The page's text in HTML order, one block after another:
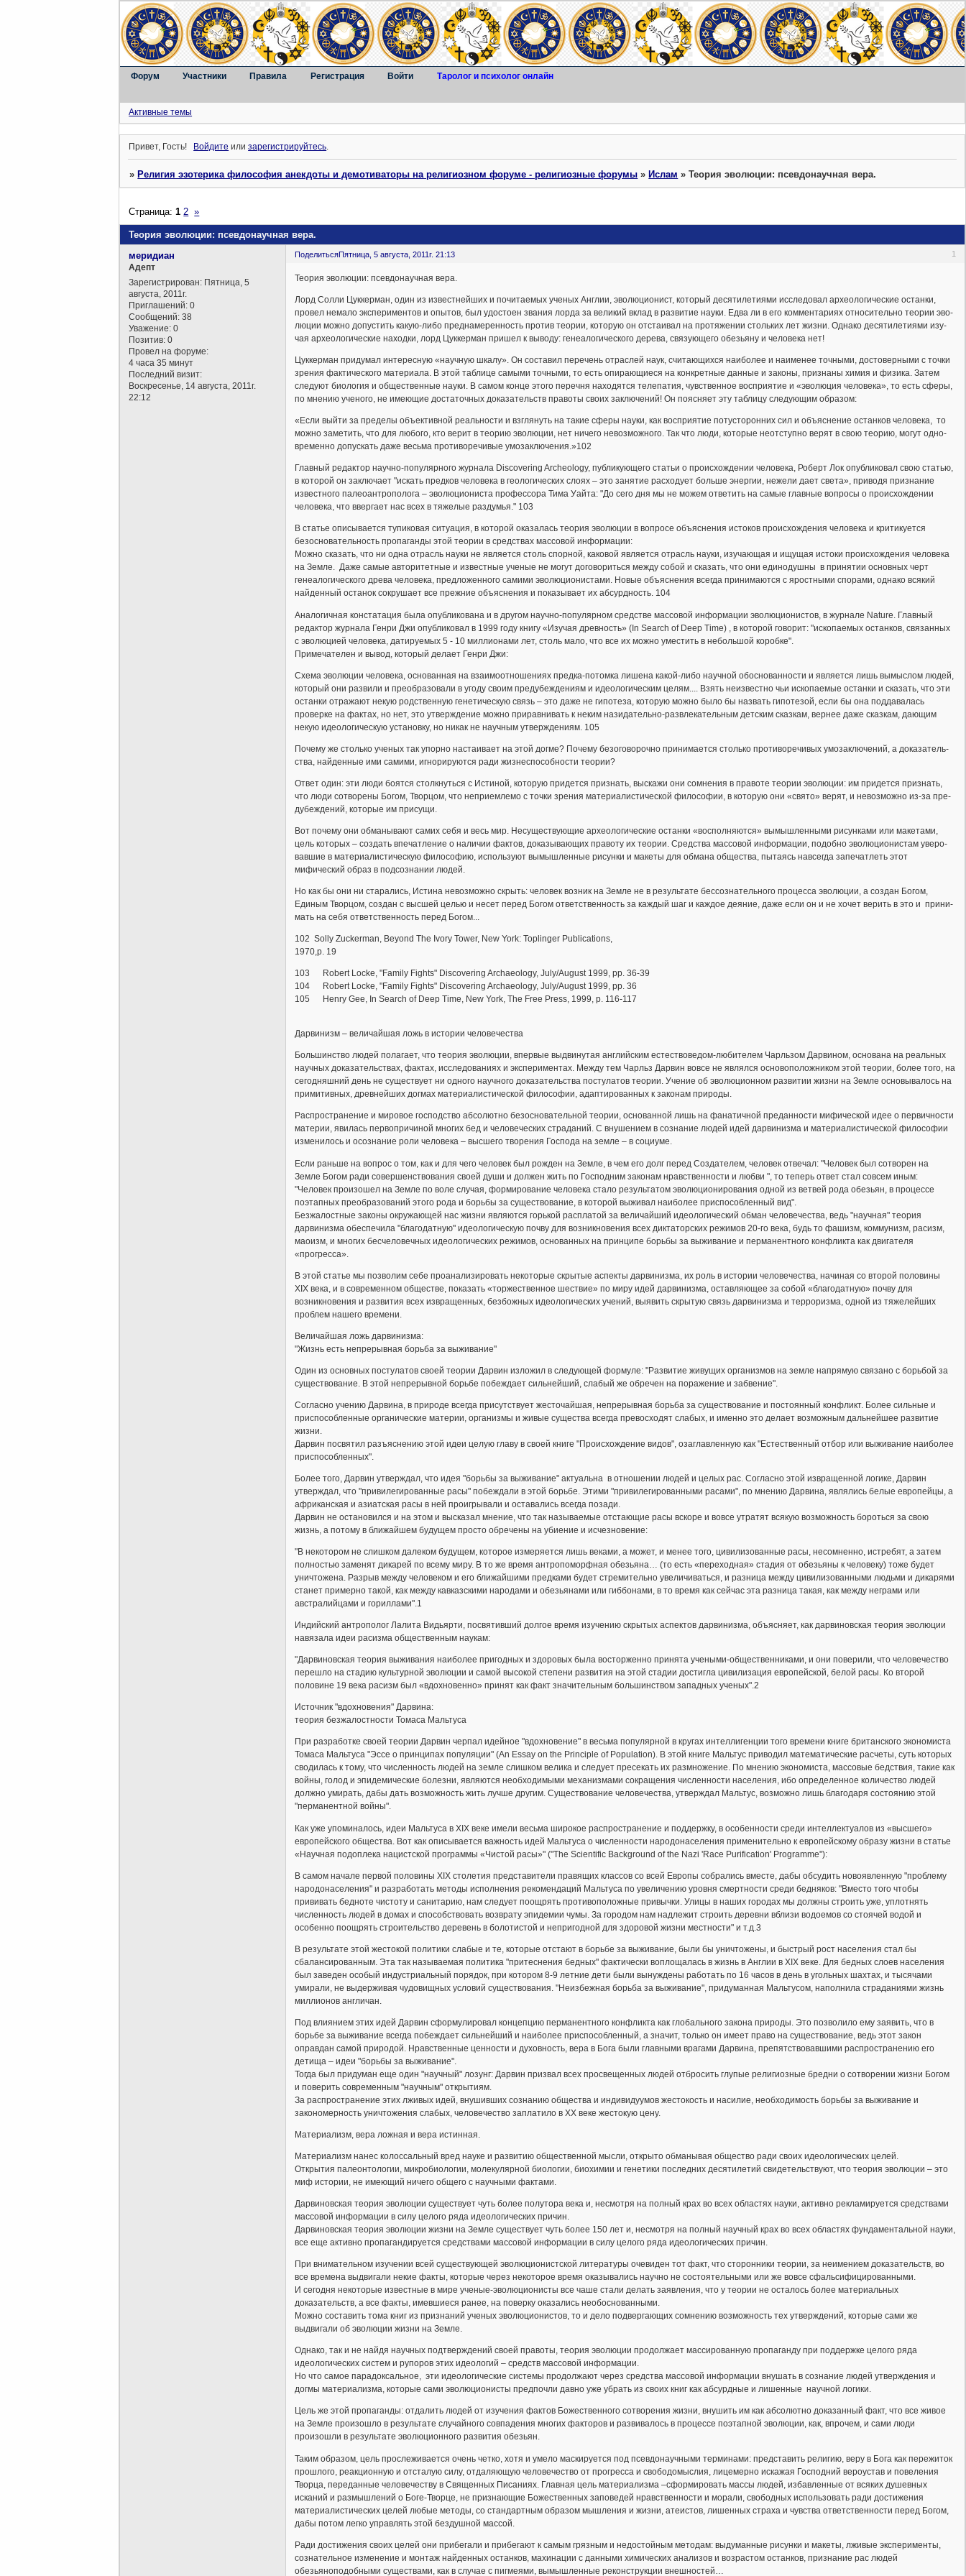
Форум Участники Правила Регистрация Войти Таролог и психолог онлайн
Активные темы
Привет, Гость! Войдите илизарегистрируйтесь.
»Религия эзотерика философия анекдоты и демотиваторы на религиозном форуме - религиозные форумы »Ислам »Теория эво­лю­ции: псевдонаучная вера.
Теория эво­лю­ции: псевдонаучная вера.
Страница:1 2 »
Поделиться 1
Пятница, 5 августа, 2011г. 21:13
меридиан
Aдепт
Зарегистрирован: Пятница, 5
августа, 2011г.
Приглашений: 0
Сообщений: 38
Уважение: 0
Позитив: 0
Провел на форуме:
4 часа 35 минут
Последний визит:
Воскресенье, 14 августа, 2011г.
22:12
Теория эво­лю­ции: псевдонаучная вера.
Лорд Сол­ли Цук­кер­ман, один из из­вест­ней­ших и по­чи­та­е­мых уче­ных Ан­г­лии, эволюционист, ко­то­рый де­сяти­ле­ти­я­ми ис­сле­до­вал ар­хео­ло­ги­че­ские ос­тан­ки,
про­вел не­ма­ло экспериментов и опытов, был удо­сто­ен зва­ния лор­да за великий вклад в раз­ви­тие на­у­ки. Едва ли в его ком­мен­та­ри­ях от­но­си­тель­но тео­рии эво­
лю­ции можно до­пу­с­тить ка­кую-ли­бо пред­на­ме­рен­ность про­тив тео­рии, которую он отстаивал на протяжении стольких лет жизни. Од­на­ко де­ся­ти­ле­ти­я­ми изу­
чая ар­хео­ло­ги­че­ские на­ход­ки, лорд Цуккерман при­шел к вы­во­ду: генеалогического де­ре­ва, связующего обезьяну и человека нет!
Цук­кер­ман при­ду­мал ин­те­рес­ную «на­уч­ную шка­лу». Он со­ста­вил пе­ре­чень от­рас­лей на­ук, счи­та­ю­щих­ся наиболее и наименее точными, достоверными с точки
зрения фактического материала. В этой таб­ли­це са­мыми точными, то есть опи­ра­ю­щи­е­ся на кон­крет­ные дан­ные и законы, признаны хи­мия и фи­зи­ка. За­тем
сле­ду­ют био­ло­гия и об­ще­ст­вен­ные на­у­ки. В са­мом кон­це этого пе­реч­ня на­хо­дят­ся те­ле­па­тия, чувственное восприятие и «эво­лю­ция че­ло­ве­ка», то есть сфе­ры,
по мне­нию ученого, не имеющие достаточных доказательств правоты своих заключений! Он по­яс­ня­ет эту таблицу сле­ду­ю­щим об­ра­зом:
«Ес­ли вый­ти за пре­де­лы объ­е­к­тив­ной ре­аль­но­сти и взгля­нуть на та­кие сфе­ры на­у­ки, как вос­при­ятие по­ту­с­то­рон­них си­л и объ­яс­не­ние ос­тан­ков че­ло­ве­ка, то
мож­но за­ме­тить, что для лю­бо­го, кто ве­рит в тео­рию эволюции, нет ни­че­го не­воз­мож­но­го. Так что лю­ди, ко­то­рые не­от­ступ­но ве­рят в свою тео­рию, мо­гут од­но­
вре­мен­но до­пу­с­кать да­же весьма про­ти­во­ре­чи­вые умо­за­к­лю­че­ния.»102
Главный редактор научно-популярного журнала Discovering Archeology, публикующего статьи о происхождении человека, Роберт Лок опубликовал свою статью,
в которой он заключает "искать предков человека в геологических слоях – это занятие расходует больше энергии, нежели дает света», приводя признание
известного палеоантрополога – эволюциониста профессора Тима Уайта: "До сего дня мы не можем ответить на самые главные вопросы о происхождении
человека, что ввергает нас всех в тяжелые раздумья." 103
В статье описывается тупиковая ситуация, в которой оказалась теория эволюции в вопросе объяснения истоков происхождения человека и критикуется
безосновательность пропаганды этой теории в средствах массовой информации:
Можно сказать, что ни одна отрасль науки не является столь спорной, каковой является отрасль науки, изучающая и ищущая истоки происхождения человека
на Земле. Даже самые авторитетные и известные ученые не могут договориться между собой и сказать, что они единодушны в принятии основных черт
генеалогического древа человека, предложенного самими эволюционистами. Новые объяснения всегда принимаются с яростными спорами, однако всякий
найденный останок сокрушает все прежние объяснения и показывает их абсурдность. 104
Аналогичная констатация была опубликована и в другом научно-популярном средстве массовой информации эволюционистов, в журнале Nature. Главный
редактор журнала Генри Джи опубликовал в 1999 году книгу «Изучая древность» (In Search of Deep Time) , в которой говорит: "ископаемых останков, связанных
с эволюцией человека, датируемых 5 - 10 миллионами лет, столь мало, что все их можно уместить в небольшой коробке".
Примечателен и вывод, который делает Генри Джи:
Схема эволюции человека, основанная на взаимоотношениях предка-потомка лишена какой-либо научной обоснованности и является лишь вымыслом людей,
который они развили и преобразовали в угоду своим предубеждениям и идеологическим целям.... Взять неизвестно чьи ископаемые останки и сказать, что эти
останки отражают некую родственную генетическую связь – это даже не гипотеза, которую можно было бы назвать гипотезой, если бы она поддавалась
проверке на фактах, но нет, это утверждение можно приравнивать к неким назидательно-развлекательным детским сказкам, вернее даже сказкам, дающим
некую идеологическую установку, но никак не научным утверждениям. 105
По­че­му же столь­ко уче­ных так упор­но на­ста­и­ва­ет на этой дог­ме? По­че­му бе­зо­го­во­роч­но при­ни­ма­ет­ся столь­ко про­ти­во­ре­чи­вых умо­за­к­лю­че­ний, а до­ка­за­тель­
ст­ва, най­ден­ные ими са­ми­ми, иг­но­ри­ру­ют­ся ра­ди жизнеспособности тео­рии?
От­вет один: эти лю­ди бо­ят­ся столк­нуть­ся с Ис­ти­ной, которую придется признать, выскажи они сомнения в правоте теории эволюции: им придется признать,
что люди со­тво­ре­ны Богом, Творцом, что непри­е­м­лемо с точ­ки зре­ния ма­те­ри­а­ли­сти­че­ской фи­ло­со­фии, в ко­то­рую они «свято» ве­рят, и не­воз­мож­но из-за пре­
ду­бе­ж­де­ний, ко­то­рые им при­су­щи.
Вот по­че­му они об­ма­ны­ва­ют са­мих се­бя и весь мир. Не­су­ще­ст­ву­ю­щие ар­хео­ло­ги­че­ские ос­тан­ки «вос­пол­ня­ют­ся» вы­мыш­лен­ны­ми ри­сун­ка­ми или ма­ке­та­ми,
цель которых – со­з­дать впе­чат­ле­ние о на­ли­чии фа­к­тов, до­ка­зы­ва­ю­щих правоту их тео­рии. Сред­ст­ва мас­со­вой ин­фор­ма­ции, по­доб­но эволюционистам уве­ро­
вав­шие в ма­те­ри­а­ли­сти­че­скую фи­ло­со­фию, ис­поль­зу­ют вы­мыш­лен­ные ри­сун­ки и ма­ке­ты для об­ма­на об­ще­ст­ва, пы­та­ясь навсегда запечатлеть этот
мифический об­раз в под­соз­на­нии лю­дей.
Но как бы они ни ста­ра­лись, Ис­ти­на невозможно скрыть: че­ло­век возник на Земле не в результате бес­со­з­на­тель­ного про­цес­са эво­лю­ции, а создан Богом,
Единым Творцом, создан с высшей целью и не­сет перед Богом от­вет­ст­вен­ность за каждый шаг и каждое деяние, да­же ес­ли он и не хочет верить в это и при­ни­
мать на се­бя от­вет­ст­вен­ность перед Богом...
102 Solly Zuckerman, Beyond The Ivory Tower, New York: Toplinger Publications,
1970,p. 19
103 Robert Locke, "Family Fights" Discovering Archaeology, July/August 1999, pp. 36-39
104 Robert Locke, "Family Fights" Discovering Archaeology, July/August 1999, pp. 36
105 Henry Gee, In Search of Deep Time, New York, The Free Press, 1999, p. 116-117
Дарвинизм – величайшая ложь в истории человечества
Большинство людей полагает, что теория эволюции, впервые выдвинутая английским естествоведом-любителем Чарльзом Дарвином, основана на реальных
научных доказательствах, фактах, исследованиях и экспериментах. Между тем Чарльз Дарвин вовсе не являлся основоположником этой теории, более того, на
сегодняшний день не существует ни одного научного доказательства постулатов теории. Учение об эволюционном развитии жизни на Земле основывалось на
примитивных, древнейших догмах материалистической философии, адаптированных к законам природы.
Распространение и мировое господство абсолютно безосновательной теории, основанной лишь на фанатичной преданности мифической идее о первичности
материи, явилась первопричиной многих бед и человеческих страданий. С внушением в сознание людей идей дарвинизма и материалистической философии
изменилось и осознание роли человека – высшего творения Господа на земле – в социуме.
Если раньше на вопрос о том, как и для чего человек был рожден на Земле, в чем его долг перед Создателем, человек отвечал: "Человек был сотворен на
Земле Богом ради совершенствования своей души и должен жить по Господним законам нравственности и любви ", то теперь ответ стал совсем иным:
"Человек произошел на Земле по воле случая, формирование человека стало результатом эволюционирования одной из ветвей рода обезьян, в процессе
поэтапных преобразований этого рода и борьбы за существование, в которой выживал наиболее приспособленный вид".
Безжалостные законы окружающей нас жизни являются горькой расплатой за величайший идеологический обман человечества, ведь "научная" теория
дарвинизма обеспечила "благодатную" идеологическую почву для возникновения всех диктаторских режимов 20-го века, будь то фашизм, коммунизм, расизм,
маоизм, и многих бесчеловечных идеологических режимов, основанных на принципе борьбы за выживание и перманентного конфликта как двигателя
«прогресса».
В этой статье мы позволим себе проанализировать некоторые скрытые аспекты дарвинизма, их роль в истории человечества, начиная со второй половины
ХIХ века, и в современном обществе, показать «торжественное шествие» по миру идей дарвинизма, оставляющее за собой «благодатную» почву для
возникновения и развития всех извращенных, безбожных идеологических учений, выявить скрытую связь дарвинизма и терроризма, одной из тяжелейших
проблем нашего времени.
Величайшая ложь дарвинизма:
"Жизнь есть непрерывная борьба за выживание"
Один из основных постулатов своей теории Дарвин изложил в следующей формуле: "Развитие живущих организмов на земле напрямую связано с борьбой за
существование. В этой непрерывной борьбе побеждает сильнейший, слабый же обречен на поражение и забвение".
Согласно учению Дарвина, в природе всегда присутствует жесточайшая, непрерывная борьба за существование и постоянный конфликт. Более сильные и
приспособленные органические материи, организмы и живые существа всегда превосходят слабых, и именно это делает возможным дальнейшее развитие
жизни.
Дарвин посвятил разъяснению этой идеи целую главу в своей книге "Происхождение видов", озаглавленную как "Естественный отбор или выживание наиболее
приспособленных".
Более того, Дарвин утверждал, что идея "борьбы за выживание" актуальна в отношении людей и целых рас. Согласно этой извращенной логике, Дарвин
утверждал, что "привилегированные расы" побеждали в этой борьбе. Этими "привилегированными расами", по мнению Дарвина, являлись белые европейцы, а
африканская и азиатская расы в ней проигрывали и оставались всегда позади.
Дарвин не остановился и на этом и высказал мнение, что так называемые отстающие расы вскоре и вовсе утратят всякую возможность бороться за свою
жизнь, а потому в ближайшем будущем просто обречены на убиение и исчезновение:
"В некотором не слишком далеком будущем, которое измеряется лишь веками, а может, и менее того, цивилизованные расы, несомненно, истребят, а затем
полностью заменят дикарей по всему миру. В то же время антропоморфная обезьяна… (то есть «переходная» стадия от обезьяны к человеку) тоже будет
уничтожена. Разрыв между человеком и его ближайшими предками будет стремительно увеличиваться, и разница между цивилизованными людьми и дикарями
станет примерно такой, как между кавказскими народами и обезьянами или гиббонами, в то время как сейчас эта разница такая, как между неграми или
австралийцами и гориллами".1
Индийский антрополог Лалита Видьярти, посвятивший долгое время изучению скрытых аспектов дарвинизма, объясняет, как дарвиновская теория эволюции
навязала идеи расизма общественным наукам:
"Дарвиновская теория выживания наиболее пригодных и здоровых была восторженно принята учеными-общественниками, и они поверили, что человечество
перешло на стадию культурной эволюции и самой высокой степени развития на этой стадии достигла цивилизация европейской, белой расы. Ко второй
половине 19 века расизм был «вдохновенно» принят как факт значительным большинством западных ученых".2
Источник "вдохновения" Дарвина:
теория безжалостности Томаса Мальтуса
При разработке своей теории Дарвин черпал идейное "вдохновение" в весьма популярной в кругах интеллигенции того времени книге британского экономиста
Томаса Мальтуса "Эссе о принципах популяции" (An Essay on the Principle of Population). В этой книге Мальтус приводил математические расчеты, суть которых
сводилась к тому, что численность людей на земле слишком велика и следует пресекать их размножение. По мнению экономиста, массовые бедствия, такие как
войны, голод и эпидемические болезни, являются необходимыми механизмами сокращения численности населения, ибо определенное количество людей
должно умирать, дабы дать возможность жить лучше другим. Существование человечества, утверждал Мальтус, возможно лишь благодаря состоянию этой
"перманентной войны".
Как уже упоминалось, идеи Мальтуса в XIX веке имели весьма широкое распространение и поддержку, в особенности среди интеллектуалов из «высшего»
европейского общества. Вот как описывается важность идей Мальтуса о численности народонаселения применительно к европейскому образу жизни в статье
«Научная подоплека нацистской программы «Чистой расы»" ("The Scientific Background of the Nazi 'Race Purification' Programme"):
В самом начале первой половины ХIХ столетия представители правящих классов со всей Европы собрались вместе, дабы обсудить новоявленную "проблему
народонаселения" и разработать методы исполнения рекомендаций Мальтуса по увеличению уровня смертности среди бедняков: "Вместо того чтобы
прививать бедноте чистоту и санитарию, нам следует поощрять противоположные привычки. Улицы в наших городах мы должны строить уже, уплотнять
численность людей в домах и способствовать возврату эпидемии чумы. За городом нам надлежит строить деревни вблизи водоемов со стоячей водой и
особенно поощрять строительство деревень в болотистой и непригодной для здоровой жизни местности" и т.д.3
В результате этой жестокой политики слабые и те, которые отстают в борьбе за выживание, были бы уничтожены, и быстрый рост населения стал бы
сбалансированным. Эта так называемая политика "притеснения бедных" фактически воплощалась в жизнь в Англии в XIX веке. Для бедных слоев населения
был заведен особый индустриальный порядок, при котором 8-9 летние дети были вынуждены работать по 16 часов в день в угольных шахтах, и тысячами
умирали, не выдерживая чудовищных условий существования. "Неизбежная борьба за выживание", придуманная Мальтусом, наполнила страданиями жизнь
миллионов англичан.
Под влиянием этих идей Дарвин сформулировал концепцию перманентного конфликта как глобального закона природы. Это позволило ему заявить, что в
борьбе за выживание всегда побеждает сильнейший и наиболее приспособленный, а значит, только он имеет право на существование, ведь этот закон
оправдан самой природой. Нравственные ценности и духовность, вера в Бога были главными врагами Дарвина, препятствовавшими распространению его
детища – идеи "борьбы за выживание".
Тогда был придуман еще один "научный" лозунг: Дарвин призвал всех просвещенных людей отбросить глупые религиозные бредни о сотворении жизни Богом
и поверить современным "научным" открытиям.
За распространение этих лживых идей, внушивших сознанию общества и индивидуумов жестокость и насилие, необходимость борьбы за выживание и
закономерность уничтожения слабых, человечество заплатило в ХХ веке жестокую цену.
Ма­те­ри­а­лизм, вера ложная и вера истинная.
Материализм нанес колоссальный вред на­у­ке и развитию общественной мысли, от­кры­то об­ма­ны­вая об­ще­ст­во ра­ди своих идеологических целей.
Открытия палеонтологии, микробиологии, молекулярной биологии, биохимии и генетики последних десятилетий свидетельствуют, что теория эволюции – это
миф истории, не имеющий ничего общего с научными фактами.
Дарвиновская теория эволюции существует чуть более полутора века и, несмотря на полный крах во всех областях науки, активно рекламируется средствами
массовой информации в силу целого ряда идеологических причин.
Дарвиновская теория эволюции жизни на Земле существует чуть более 150 лет и, несмотря на полный научный крах во всех областях фундаментальной науки,
все еще активно пропагандируется средствами массовой информации в силу целого ряда идеологических причин.
При внимательном изучении всей существующей эволюционистской литературы очевиден тот факт, что сторонники теории, за неимением доказательств, во
все времена выдвигали некие факты, которые через некоторое время оказывались научно не состоятельными или же вовсе сфальсифицированными.
И сегодня некоторые известные в мире ученые-эволюционисты все чаше стали делать заявления, что у теории не осталось более материальных
доказательств, а все факты, имевшиеся ранее, на поверку оказались необоснованными.
Можно составить тома книг из признаний ученых эволюционистов, то и дело подвергающих сомнению возможность тех утверждений, которые сами же
выдвигали об эволюции жизни на Земле.
Однако, так и не найдя научных подтверждений своей правоты, теория эволюции продолжает массированную пропаганду при поддержке целого ряда
идеологических систем и рупоров этих идеологий – средств массовой информации.
Но что самое парадоксальное, эти идеологические системы продолжают через средства массовой информации внушать в сознание людей утверждения и
догмы материализма, которые сами эволюционисты предпочли давно уже убрать из своих книг как абсурдные и лишенные научной логики.
Цель же этой пропаганды: отдалить людей от изучения фактов Божественного сотворения жизни, внушить им как абсолютно доказанный факт, что все живое
на Земле произошло в результате случайного совпадения многих факторов и развивалось в процессе поэтапной эволюции, как, впрочем, и сами люди
произошли в результате эволюционного развития обезьян.
Таким образом, цель прослеживается очень четко, хотя и умело маскируется под псевдонаучными терминами: представить религию, веру в Бога как пережиток
прошлого, реакционную и отсталую силу, отдаляющую человечество от прогресса и свободомыслия, лицемерно искажая Господний вероустав и повеления
Творца, переданные человечеству в Священных Писаниях. Главная цель материализма –сформировать массы людей, избавленные от всяких душевных
исканий и размышлений о Боге-Творце, не признающие Божественных заповедей нравственности и морали, свободных использовать ради достижения
материалистических целей любые методы, со стандартным образом мышления и жизни, атеистов, лишенных страха и чувства ответственности перед Богом,
дабы потом легко управлять этой бездушной массой.
Ради достижения своих целей они прибегали и прибегают к самым грязным и недостойным методам: выдуманные рисунки и макеты, лживые эксперименты,
сознательное изменение и монтаж найденных останков, махинации с данными химических анализов и возрастом останков, признание рас людей
обезьяноподобными существами, как в случае с пигмеями, вымышленные реконструкции внешностей…